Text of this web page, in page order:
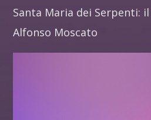
Santa Maria dei Serpenti:
Alfonso Moscato